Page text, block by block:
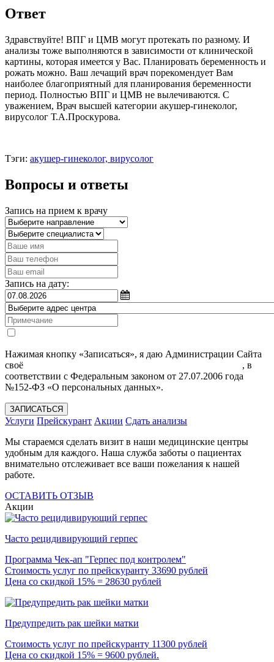
Ответ
Здравствуйте! ВПГ и ЦМВ могут протекать по разному. И
анализы тоже выполняются в зависимости от клинической
картины, которая имеется у Вас. Планировать беременность и
рожать можно. Ваш лечащий врач порекомендует Вам
наиболее благоприятный для планирования беременности
период. Полностью ВПГ и ЦМВ не вылечиваются. С
уважением, Врач высшей категории акушер-гинеколог,
вирусолог Т.А.Проскурова.
Тэги: акушер-гинеколог, вирусолог
Вопросы и ответы
Запись на прием к врачу
Запись на дату:
Нажимая кнопку «Записаться», я даю Администрации Сайта
своё
, в
соответствии с Федеральным законом от 27.07.2006 года
№152-ФЗ «О персональных данных».
ЗАПИСАТЬСЯ
Услуги Прейскурант Акции Сдать анализы
Мы стараемся сделать визит в наши медицинские центры
удобным для каждого. Наша служба заботы о пациентах
внимательно отслеживает все ваши пожелания к нашей
работе.
ОСТАВИТЬ ОТЗЫВ
Акции
Часто рецидивирующий герпес
Программа Чек-ап "Герпес под контролем"
Стоимость услуг по прейскуранту 33690 рублей
Цена со скидкой 15% = 28630 рублей
Предупредить рак шейки матки
Стоимость услуг по прейскуранту 11300 рублей
Цена со скидкой 15% = 9600 рублей.